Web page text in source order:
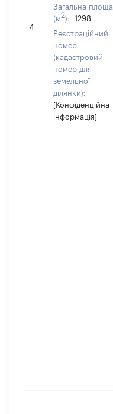
4
Загальна площа
(м2):
1298
Реєстраційний
номер
(кадастровий
номер для
земельної
ділянки):
[Конфіденційна
інформація]